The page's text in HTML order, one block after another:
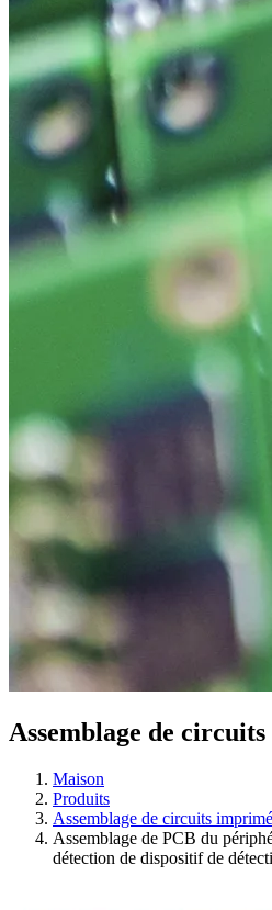
Assemblage de
Maison
Produits
Assemblage de circuits
Assemblage de PCB du
détection de dispositif de